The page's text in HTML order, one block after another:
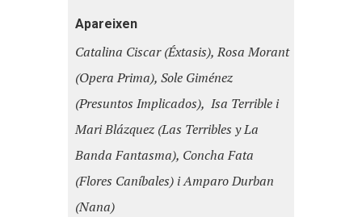
Apareixen
Catalina Ciscar (Éxtasis), Rosa Morant
(Opera Prima), Sole Giménez
(Presuntos Implicados), Isa Terrible i
Mari Blázquez (Las Terribles y La
Banda Fantasma), Concha Fata
(Flores Caníbales) i Amparo Durban
(Nana)